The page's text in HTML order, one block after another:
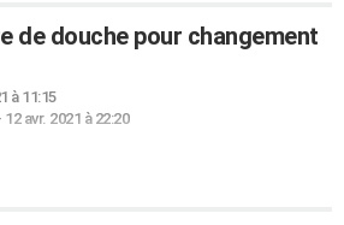
de douche pour changement
à 11:15
12 avr. 2021 à 22:20